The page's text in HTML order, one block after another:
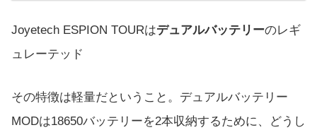
Joyetech ESPION TOURはデュアルバッテリーのレギ
ュレーテッド
その特徴は軽量だということ。デュアルバッテリー
MODは18650バッテリーを2本収納するために、どうし